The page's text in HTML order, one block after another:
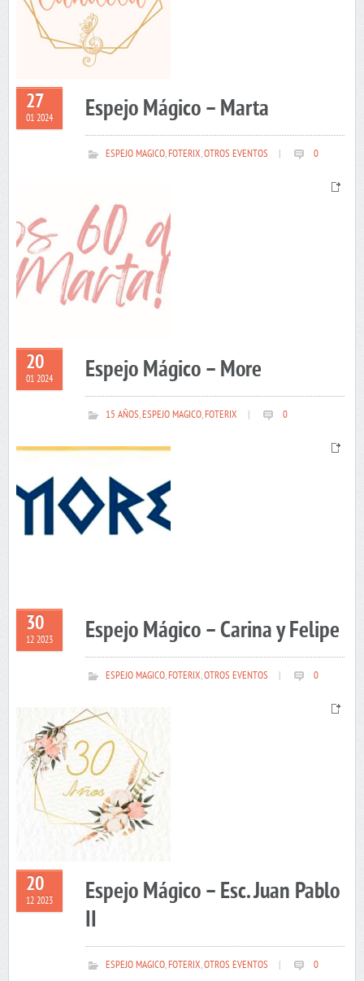
27
01 2024 Espejo Mágico – Marta
ESPEJO MAGICO,FOTERIX,OTROS EVENTOS 0
20
01 2024 Espejo Mágico – More
15 AÑOS,ESPEJO MAGICO,FOTERIX 0
30
12 2023 Espejo Mágico – Carina y Felipe
ESPEJO MAGICO,FOTERIX,OTROS EVENTOS 0
20
12 2023
Espejo Mágico – Esc. Juan Pablo
II
ESPEJO MAGICO,FOTERIX,OTROS EVENTOS 0